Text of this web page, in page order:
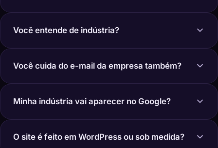
Você entende de indústria?
Você cuida do e-mail da empresa também?
Minha indústria vai aparecer no Google?
O site é feito em WordPress ou sob medida?